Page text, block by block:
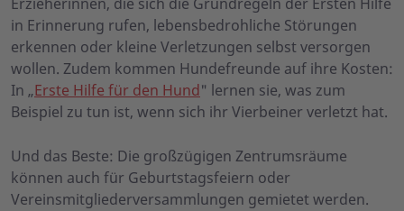
in Erinnerung rufen, lebensbedrohliche Störungen
erkennen oder kleine Verletzungen selbst versorgen
wollen. Zudem kommen Hundefreunde auf ihre Kosten:
In „Erste Hilfe für den Hund" lernen sie, was zum
Beispiel zu tun ist, wenn sich ihr Vierbeiner verletzt hat.
Und das Beste: Die großzügigen Zentrumsräume
können auch für Geburtstagsfeiern oder
Vereinsmitgliederversammlungen gemietet werden.